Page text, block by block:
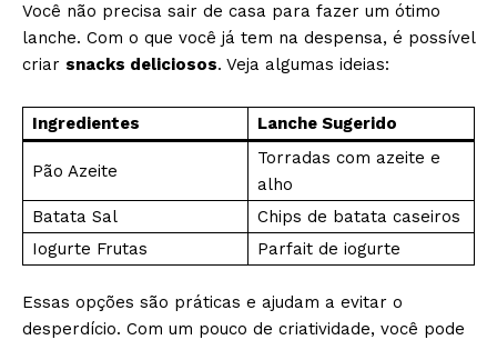
Você não precisa sair de casa para fazer um ótimo
lanche. Com o que você já tem na despensa, é possível
criar snacks deliciosos. Veja algumas ideias:
Ingredientes Lanche Sugerido
Pão Azeite
Torradas com azeite e
alho
Batata Sal
Chips de batata caseiros
Iogurte Frutas
Parfait de iogurte
Essas opções são práticas e ajudam a evitar o
desperdício. Com um pouco de criatividade, você pode